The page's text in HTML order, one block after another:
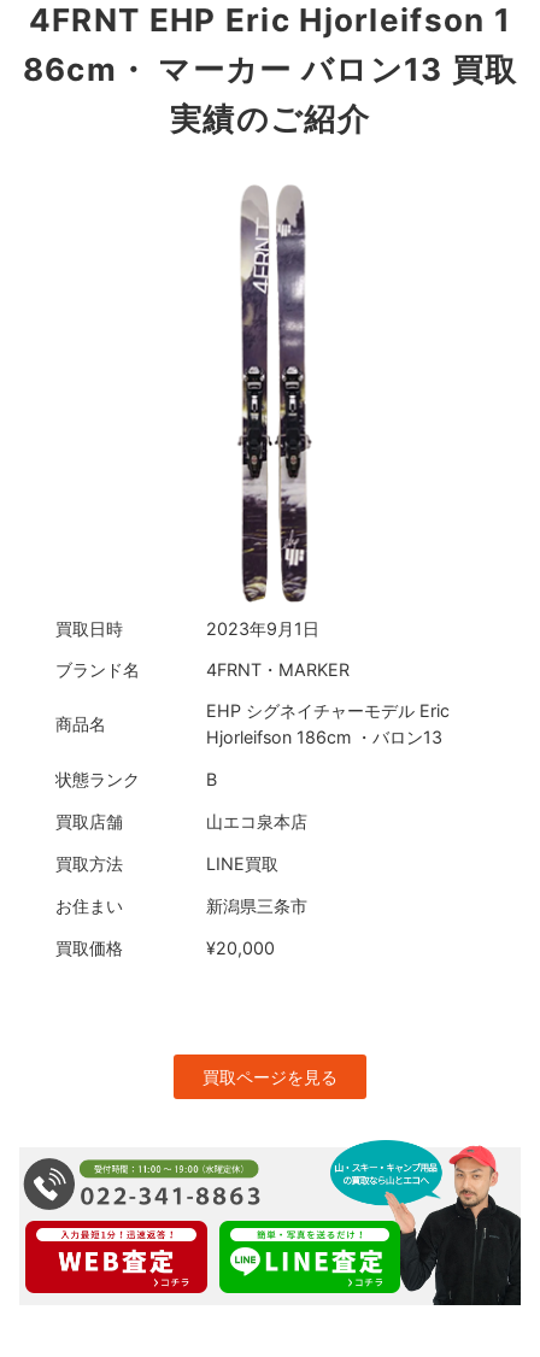
4FRNT EHP Eric Hjorleifson 1
86cm・ マーカー バロン13 買取
実績のご紹介
買取日時
2023年9月1日
ブランド名
4FRNT・MARKER
商品名
EHP シグネイチャーモデル Eric
Hjorleifson 186cm ・バロン13
状態ランク B
買取店舗 山エコ泉本店
買取方法 LINE買取
お住まい 新潟県三条市
買取価格 ¥20,000
買取ページを見る